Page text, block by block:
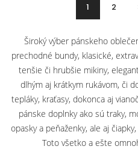
1 2
Široký výber pánskeho
prechodné bundy, klasické,
tenšie či hrubšie mikiny,
dlhým aj krátkym rukávom, či
tepláky, kraťasy, dokonca aj
pánske doplnky ako sú traky,
opasky a peňaženky, ale aj
Toto všetko a ešte